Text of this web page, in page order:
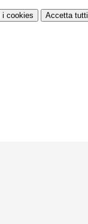
i cookies Accetta tutti